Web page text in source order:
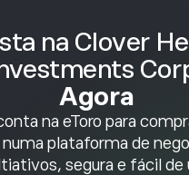
na Clover
Agora
na eToro para
numa plataforma de
segura e fácil de